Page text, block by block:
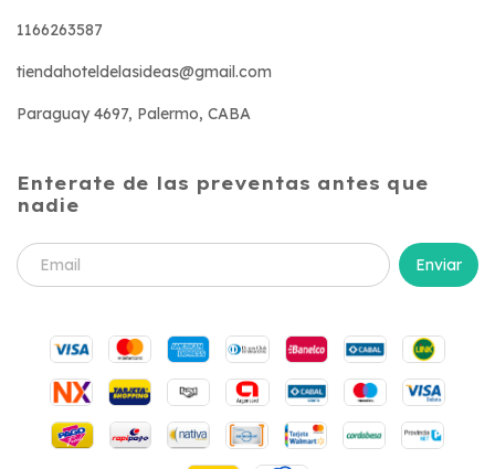
1166263587
tiendahoteldelasideas@gmail.com
Paraguay 4697, Palermo, CABA
Enterate de las preventas antes que
nadie